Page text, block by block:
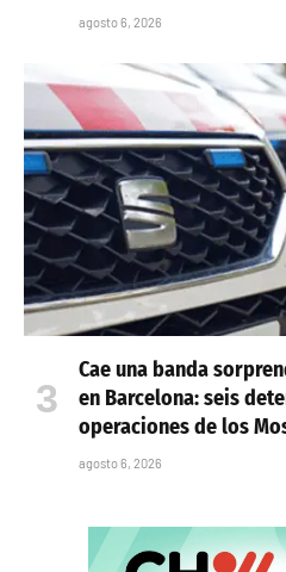
agosto 6, 2026
Cae una banda
en Barcelona: seis
operaciones de los
agosto 6, 2026